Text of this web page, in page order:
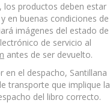
los productos deben estar
en buenas condiciones de
imágenes del estado de
de servicio al
antes de ser devuelto.
en el despacho, Santillana
transporte que implique la
del libro correcto.